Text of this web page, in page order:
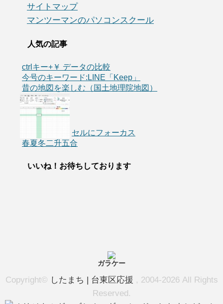
サイトマップ
マンツーマンのパソコンスクール
人気の記事
ctrlキー+￥ データの比較
今号のキーワード:LINE「Keep」
昔の地図を楽しむ（国土地理院地図）
セルにフォーカス
春夏冬二升五合
いいね！お待ちしております
ガラケー
Copyright© したまち | 台東区応援 , 2004-2026 All Rights
Reserved.